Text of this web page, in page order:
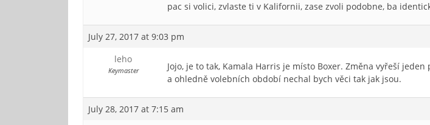
pac si volici, zvlaste ti v Kalifornii, zase zvoli podobne, ba
July 27, 2017 at 9:03 pm
leho
Keymaster
Jojo, je to tak, Kamala Harris je místo Boxer. Změna vyřeší
a ohledně volebních období nechal bych věci tak jak jsou.
July 28, 2017 at 7:15 am